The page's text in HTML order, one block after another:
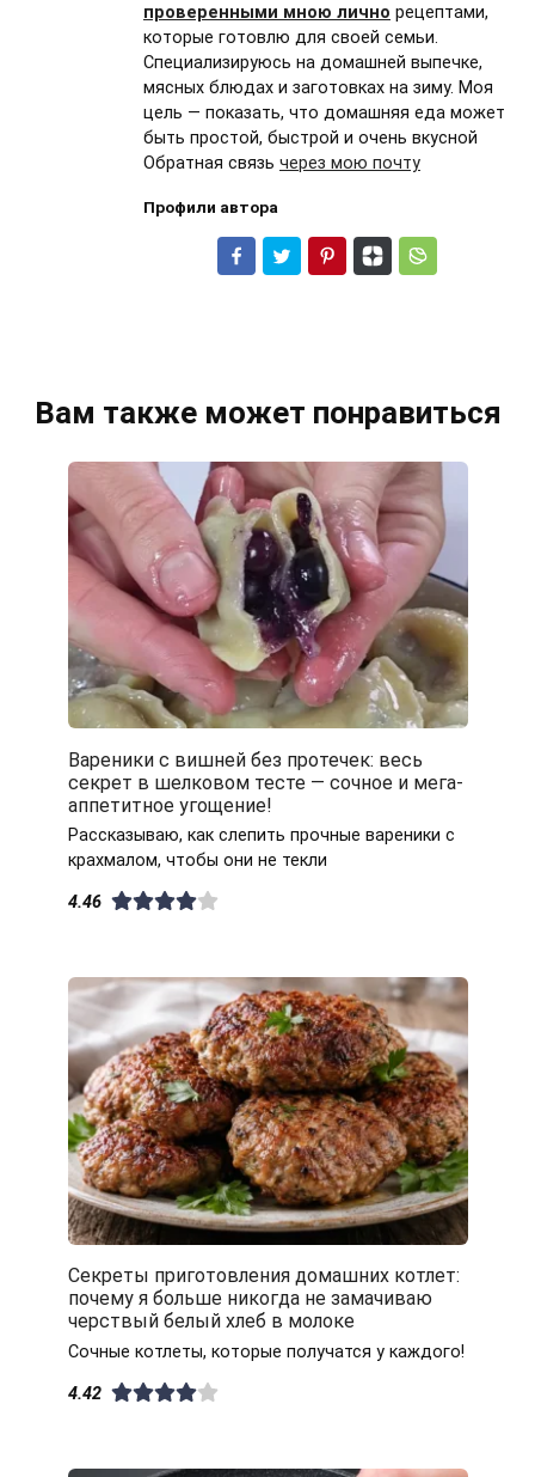
проверенными мною лично рецептами,
которые готовлю для своей семьи.
Специализируюсь на домашней выпечке,
мясных блюдах и заготовках на зиму. Моя
цель — показать, что домашняя еда может
быть простой, быстрой и очень вкусной
Обратная связь через мою почту
Профили автора
Вам также может понравиться
Вареники с вишней без протечек: весь
секрет в шелковом тесте — сочное и мега-
аппетитное угощение!
Рассказываю, как слепить прочные вареники с
крахмалом, чтобы они не текли
4.46
Секреты приготовления домашних котлет:
почему я больше никогда не замачиваю
черствый белый хлеб в молоке
Сочные котлеты, которые получатся у каждого!
4.42